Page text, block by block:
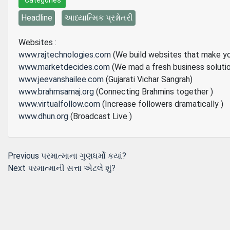
Headline આધ્યાત્મિક પ્રશ્નોતરી
Websites :
www.rajtechnologies.com (We build websites that make
www.marketdecides.com (We mad a fresh business
www.jeevanshailee.com (Gujarati Vichar Sangrah)
www.brahmsamaj.org (Connecting Brahmins together )
www.virtualfollow.com (Increase followers dramatically )
www.dhun.org (Broadcast Live )
Post
Previous Previous
post:
પરમાત્માના ગુણધર્મો કયાં?
Next Next
પરમાત્માની સત્તા એટલે શું?